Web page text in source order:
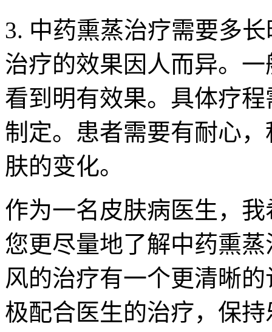
3. 中药熏蒸治疗需要多
治疗的效果因人而异。
看到明有效果。具体疗
制定。患者需要有耐心
肤的变化。
作为一名皮肤病医生，
您更尽量地了解中药熏
风的治疗有一个更清晰
极配合医生的治疗，保